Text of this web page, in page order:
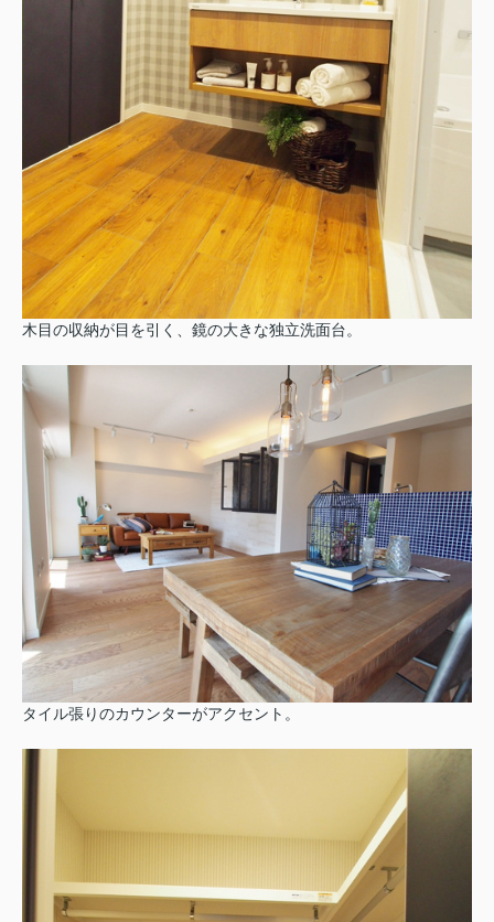
木目の収納が目を引く、鏡の大きな独立洗面台。
タイル張りのカウンターがアクセント。